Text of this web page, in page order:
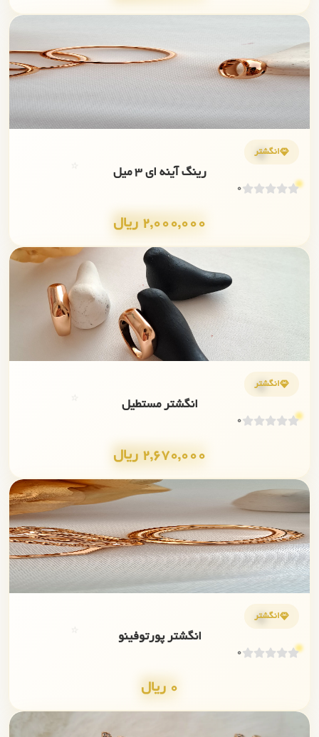
انگشتر
رینگ آینه ای ۳ میل
0
2,000,000 ریال
✨
💎
انگشتر
انگشتر مستطیل
0
2,670,000 ریال
✨
💎
انگشتر
انگشتر پورتوفینو
0
0 ریال
✨
💎